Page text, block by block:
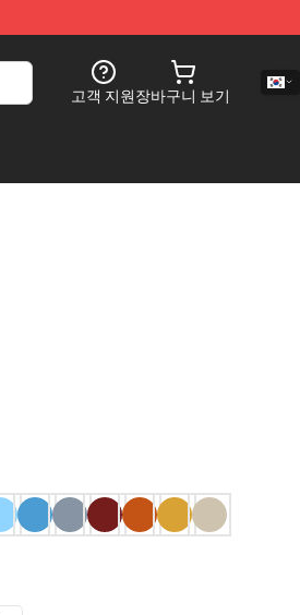
고객 지원장바구니 보기